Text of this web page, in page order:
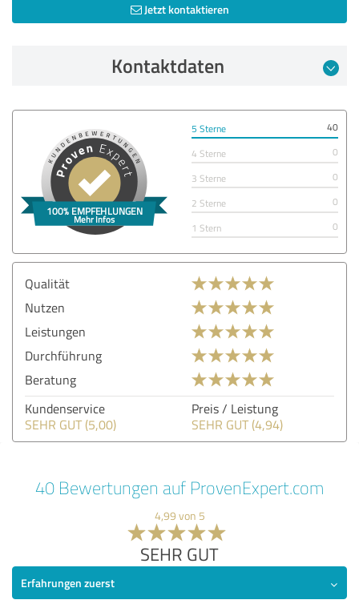
Jetzt kontaktieren
Kontaktdaten
5 Sterne
40
4 Sterne
0
3 Sterne
0
2 Sterne
0
1 Stern
0
Qualität
Nutzen
Leistungen
Durchführung
Beratung
Kundenservice
SEHR GUT (5,00)
Preis / Leistung
SEHR GUT (4,94)
40 Bewertungen auf ProvenExpert.com
4,99 von 5
SEHR GUT
Erfahrungen zuerst